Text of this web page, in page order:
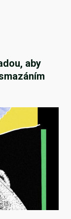
aby